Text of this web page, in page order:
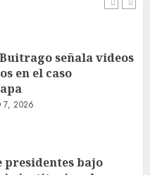
2026
señala videos
en el caso
7, 2026
presidentes bajo